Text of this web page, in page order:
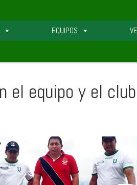
EQUIPOS
el equipo y el club